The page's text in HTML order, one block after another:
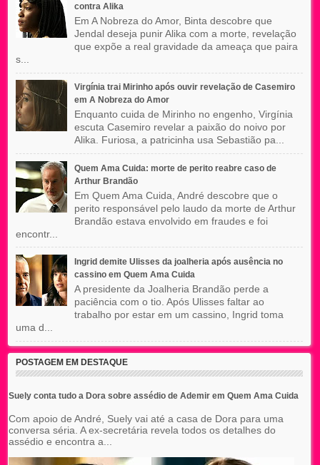
contra Alika
Em A Nobreza do Amor, Binta descobre que
Jendal deseja punir Alika com a morte, revelação
que expõe a real gravidade da ameaça que paira
s...
Virgínia trai Mirinho após ouvir revelação de Casemiro
em A Nobreza do Amor
Enquanto cuida de Mirinho no engenho, Virgínia
escuta Casemiro revelar a paixão do noivo por
Alika. Furiosa, a patricinha usa Sebastião pa...
Quem Ama Cuida: morte de perito reabre caso de
Arthur Brandão
Em Quem Ama Cuida, André descobre que o
perito responsável pelo laudo da morte de Arthur
Brandão estava envolvido em fraudes e foi
encontr...
Ingrid demite Ulisses da joalheria após ausência no
cassino em Quem Ama Cuida
A presidente da Joalheria Brandão perde a
paciência com o tio. Após Ulisses faltar ao
trabalho por estar em um cassino, Ingrid toma
uma d...
POSTAGEM EM DESTAQUE
Suely conta tudo a Dora sobre assédio de Ademir em Quem Ama Cuida
Com apoio de André, Suely vai até a casa de Dora para uma
conversa séria. A ex-secretária revela todos os detalhes do
assédio e encontra a...